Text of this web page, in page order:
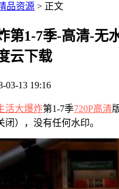
品资源 > 正文
第1-7季-高清-无
云下载
03-13 19:16
活大爆炸第1-7季720P高清
闭），没有任何水印。